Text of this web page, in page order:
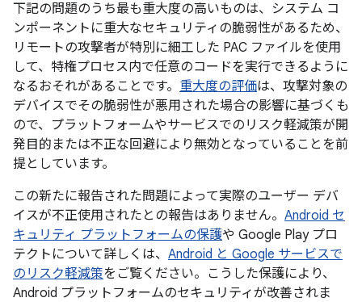
下記の問題のうち最も重大度の高いものは、システム コ
ンポーネントに重大なセキュリティの脆弱性があるため、
リモートの攻撃者が特別に細工した PAC ファイルを使用
して、特権プロセス内で任意のコードを実行できるように
なるおそれがあることです。 重大度の評価は、攻撃対象の
デバイスでその脆弱性が悪用された場合の影響に基づくも
ので、プラットフォームやサービスでのリスク軽減策が開
発目的または不正な回避により無効となっていることを前
提としています。
この新たに報告された問題によって実際のユーザー デバ
イスが不正使用されたとの報告はありません。 Android セ
キュリティ プラットフォームの保護や Google Play プロ
テクトについて詳しくは、 Android と Google サービスで
のリスク軽減策をご覧ください。こうした保護により、
Android プラットフォームのセキュリティが改善されま